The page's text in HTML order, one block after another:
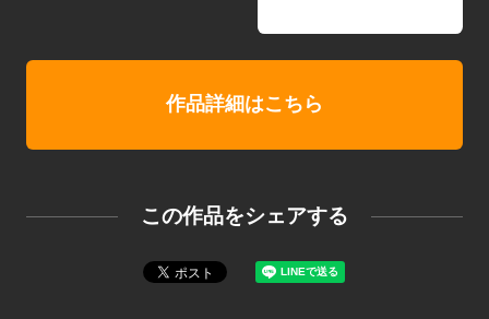
作品詳細はこちら
この作品をシェアする